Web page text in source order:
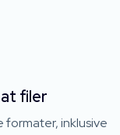
filer
inklusive